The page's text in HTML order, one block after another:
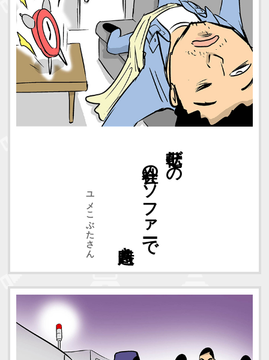
七転びの
会社のソファーで
ユメこぶたさん